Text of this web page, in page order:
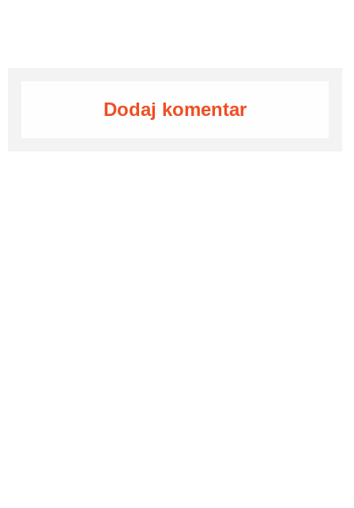
Dodaj komentar